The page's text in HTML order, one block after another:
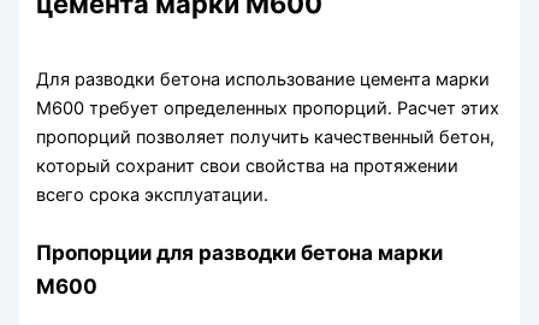
Для разводки бетона использование цемента марки
М600 требует определенных пропорций. Расчет этих
пропорций позволяет получить качественный бетон,
который сохранит свои свойства на протяжении
всего срока эксплуатации.
Пропорции для разводки бетона марки
М600